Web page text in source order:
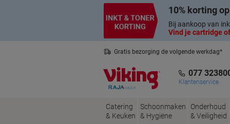
10% korting
Bij aankoop van
Vind je cartridge
Gratis bezorging de volgende werkdag*
077
Klantenservice
Catering
& Keuken
Schoonmaken
& Hygiëne
Onderhoud
& Veiligheid